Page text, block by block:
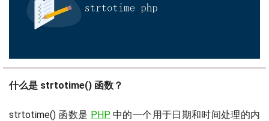
什么是 strtotime() 函数？
strtotime() 函数是 PHP中的一个用于日期和时间处理的内